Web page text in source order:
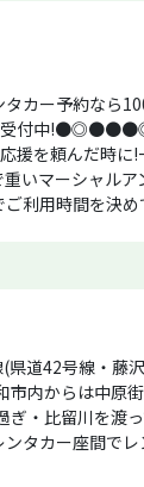
カー予約なら
中!●◎●●●◎●
頼んだ時に!
いマーシャル
利用時間を決
ご希望の車を
県に入る人も
相談下さい。
道42号線・藤
内からは中原
・比留川を渡
タカー座間で